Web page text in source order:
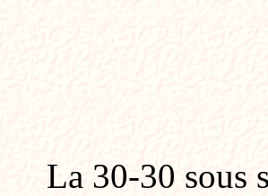
La 30-30 sous